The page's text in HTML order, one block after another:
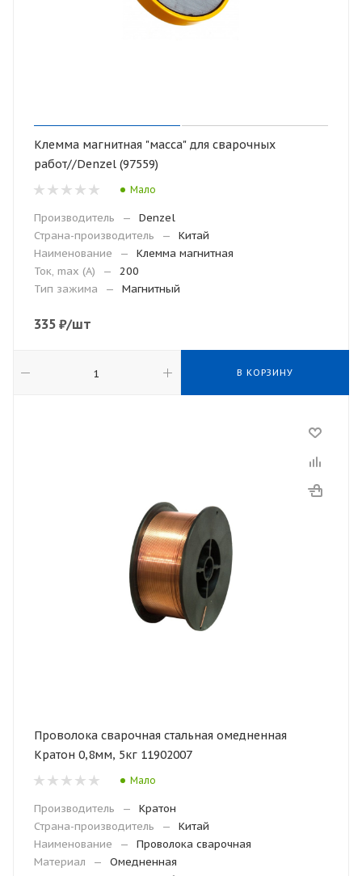
Клемма магнитная "масса" для сварочных
работ//Denzel (97559)
Мало
Производитель —
Denzel
Страна-производитель
—
Китай
Наименование
—
Клемма магнитная
Ток, max (А)
—
200
Тип зажима
— Магнитный
335 ₽/шт
В КОРЗИНУ
Проволока сварочная стальная омедненная
Кратон 0,8мм, 5кг 11902007
Мало
Производитель —
Кратон
Страна-производитель
—
Китай
Наименование
—
Проволока сварочная
Материал
—
Омедненная